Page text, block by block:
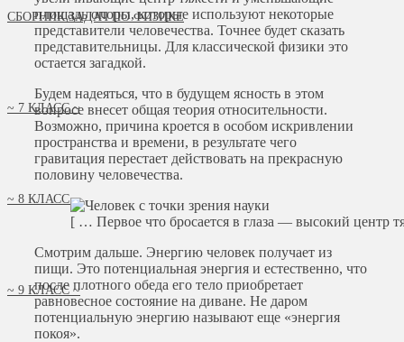
СБОРНИК ЗАДАЧ ПО ФИЗИКЕ
~ 7 КЛАСС ~
~ 8 КЛАСС ~
~ 9 КЛАСС ~
площадь опоры, которые используют некоторые
представители человечества. Точнее будет сказать
представительницы. Для классической физики это
остается загадкой.
Будем надеяться, что в будущем ясность в этом
вопросе внесет общая теория относительности.
Возможно, причина кроется в особом искривлении
пространства и времени, в результате чего
гравитация перестает действовать на прекрасную
половину человечества.
[ … Первое что бросается в глаза — высокий центр
Смотрим дальше. Энергию человек получает из
пищи. Это потенциальная энергия и естественно, что
после плотного обеда его тело приобретает
равновесное состояние на диване. Не даром
потенциальную энергию называют еще «энергия
покоя».